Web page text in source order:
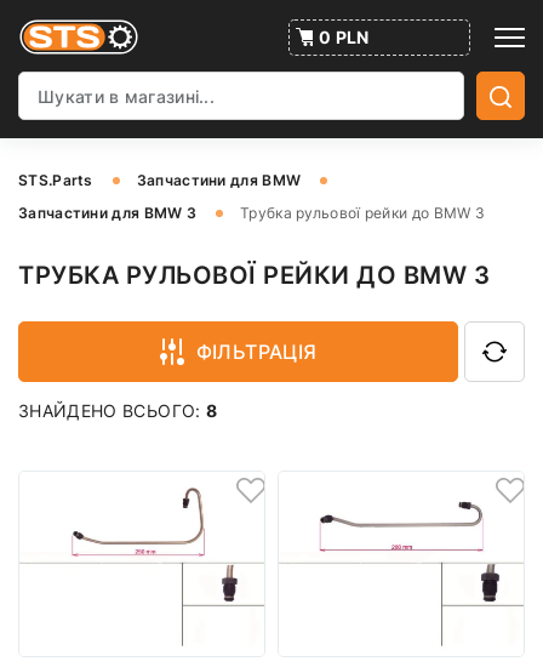
0 PLN
STS.Parts
Запчастини для BMW
Запчастини для BMW 3
Трубка рульової рейки до BMW 3
ТРУБКА РУЛЬОВОЇ РЕЙКИ ДО BMW 3
ФІЛЬТРАЦІЯ
ЗНАЙДЕНО ВСЬОГО: 8